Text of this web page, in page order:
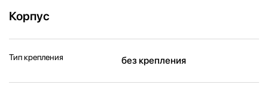
Корпус
Тип крепления без крепления